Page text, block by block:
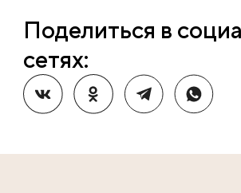
Поделиться в
сетях: